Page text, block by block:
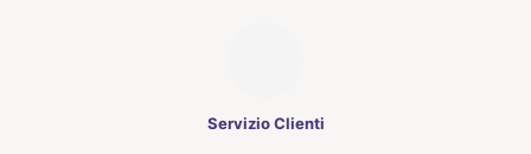
Servizio Clienti